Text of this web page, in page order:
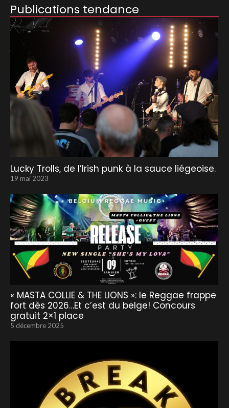
Publications tendance
Lucky Trolls, de l’Irish punk à la sauce liégeoise.
19 mai 2023
« MASTA COLLIE & THE LIONS »: le Reggae frappe
fort dès 2026…Et c’est du belge! Concours
gratuit 2×1 place
5 décembre 2025